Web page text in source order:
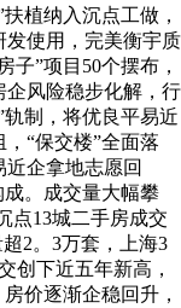
植纳入沉点工做，
发使用，完美衡宇质
子”项目50个摆布，
企风险稳步化解，行
制，将优良平易近
“保交楼”全面落
企拿地志愿回
。成交量大幅攀
点13城二手房成交
2。3万套，上海3
创下近五年新高，
价逐渐企稳回升，